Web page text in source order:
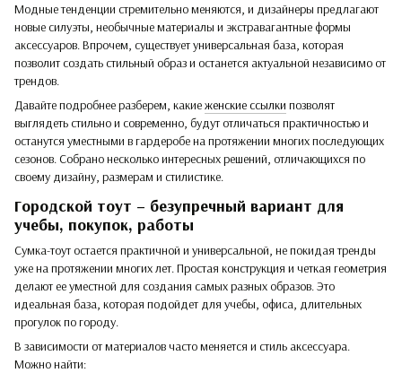
Модные тенденции стремительно меняются, и дизайнеры предлагают
новые силуэты, необычные материалы и экстравагантные формы
аксессуаров. Впрочем, существует универсальная база, которая
позволит создать стильный образ и останется актуальной независимо от
трендов.
Давайте подробнее разберем, какиеженские ссылки позволят
выглядеть стильно и современно, будут отличаться практичностью и
останутся уместными в гардеробе на протяжении многих последующих
сезонов. Собрано несколько интересных решений, отличающихся по
своему дизайну, размерам и стилистике.
Городской тоут – безупречный вариант для
учебы, покупок, работы
Сумка-тоут остается практичной и универсальной, не покидая тренды
уже на протяжении многих лет. Простая конструкция и четкая геометрия
делают ее уместной для создания самых разных образов. Это
идеальная база, которая подойдет для учебы, офиса, длительных
прогулок по городу.
В зависимости от материалов часто меняется и стиль аксессуара.
Можно найти: